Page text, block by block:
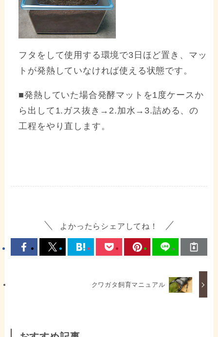
フタをして使用する環境で3日ほど置き、マッ
トが発熱していなければ使える状態です。
■発熱していた場合発酵マットを1度ケースか
ら出して1.ガス抜き→2.加水→3.詰める、の
工程をやり直します。
よかったらシェアしてね！
クワガタ飼育マニュアル